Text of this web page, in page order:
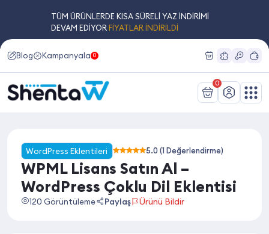
TÜM ÜRÜNLERDE KISA SÜRELİ YAZ İNDİRİMİ
DEVAM EDİYORFİYATLAR İNDİRİLDİ
Blog Kampanyalar0
0
WordPress Eklentileri
5.00oy
5.0 (1 Değerlendirme)
WPML Lisans Satın Al –
WordPress Çoklu Dil Eklentisi
120 Görüntüleme Paylaş Ürünü Bildir